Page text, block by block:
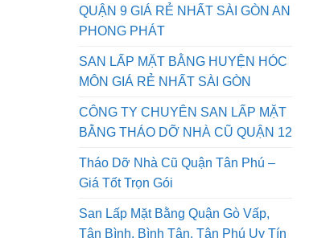
Tốt
ĐẬP PHÁ THÁO DỠ NHÀ CŨ
QUẬN 9 GIÁ RẺ NHẤT SÀI GÒN AN
PHONG PHÁT
SAN LẤP MẶT BẰNG HUYỆN HÓC
MÔN GIÁ RẺ NHẤT SÀI GÒN
CÔNG TY CHUYÊN SAN LẤP MẶT
BẰNG THÁO DỠ NHÀ CŨ QUẬN 12
Tháo Dỡ Nhà Cũ Quận Tân Phú –
Giá Tốt Trọn Gói